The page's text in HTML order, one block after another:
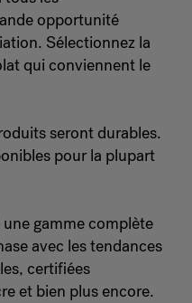
opportunité
Sélectionnez la
qui conviennent le
seront durables.
pour la plupart
gamme complète
avec les tendances
certifiées
et bien plus encore.